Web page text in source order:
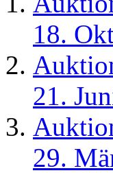
18.
21.
29.